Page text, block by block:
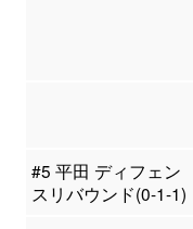
#5 平田 ディフェン
スリバウンド(0-1-1)